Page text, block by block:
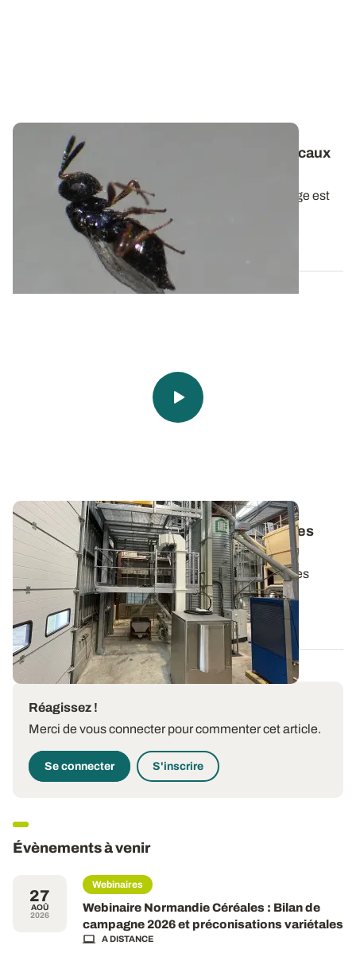
Stockage des grains - Désinsectiser les locaux
par lâchers de guêpes parasitoïdes ?
La lutte biologique pour traiter les locaux de stockage est
une méthode au potentiel avéré...
La désinsectisation par micro-ondes fait ses
preuves au silo
Face à la forte pression en insectes dans les silos, les
opérateurs sont parfois démunis...
29 OCT. 2025
Réagissez !
Merci de vous connecter pour commenter cet article.
Se connecter S'inscrire
Évènements à venir
27
AOÛ
2026
Webinaires
Webinaire Normandie Céréales : Bilan de
campagne 2026 et préconisations variétales
A DISTANCE